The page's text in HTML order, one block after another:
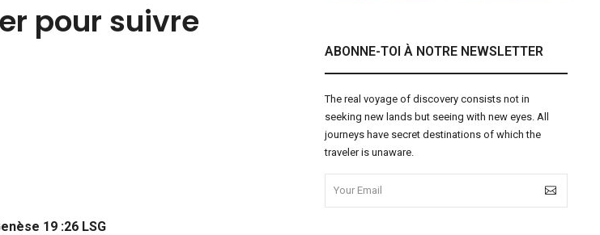
pour suivre
19 :26 LSG
ABONNE-TOI À NOTRE NEWSLETTER
The real voyage of discovery consists not in
seeking new lands but seeing with new eyes. All
journeys have secret destinations of which the
traveler is unaware.